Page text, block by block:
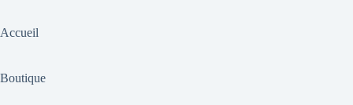
Accueil
Boutique